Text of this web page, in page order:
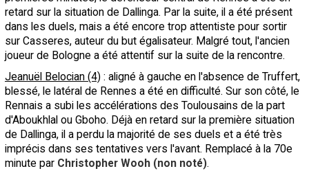
retard sur la situation de Dallinga. Par la suite, il a été présent
dans les duels, mais a été encore trop attentiste pour sortir
sur Casseres, auteur du but égalisateur. Malgré tout, l'ancien
joueur de Bologne a été attentif sur la suite de la rencontre.
Jeanuël Belocian (4) : aligné à gauche en l'absence de Truffert,
blessé, le latéral de Rennes a été en difficulté. Sur son côté, le
Rennais a subi les accélérations des Toulousains de la part
d'Aboukhlal ou Gboho. Déjà en retard sur la première situation
de Dallinga, il a perdu la majorité de ses duels et a été très
imprécis dans ses tentatives vers l'avant. Remplacé à la 70e
minute par Christopher Wooh (non noté).